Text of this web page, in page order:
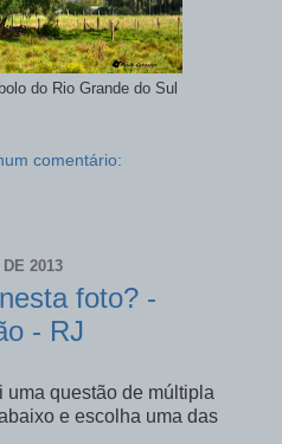
do Rio Grande do Sul
comentário:
2013
foto? -
- RJ
uma questão de múltipla
e escolha uma das